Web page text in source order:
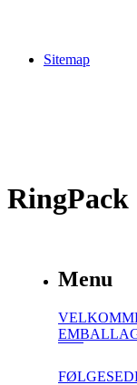
Sitemap
RingPack
Menu